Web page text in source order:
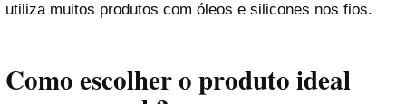
utiliza muitos produtos com óleos e silicones nos fios.
Como escolher o produto ideal